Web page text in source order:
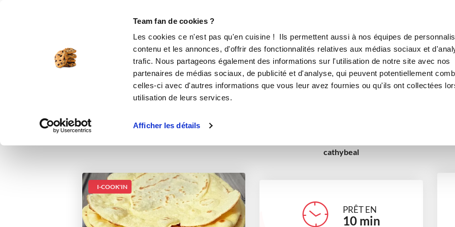
Team fan de cookies ?
Les cookies ce n'est pas qu'en cuisine ! Ils permettent aussi à nos équipes de
contenu et les annonces, d'offrir des fonctionnalités relatives aux médias sociaux et
trafic. Nous partageons également des informations sur l'utilisation de notre site avec nos
partenaires de médias sociaux, de publicité et d'analyse, qui peuvent potentiellement
celles-ci avec d'autres informations que vous leur avez fournies ou qu'ils ont collectées
utilisation de leurs services.
Afficher les détails
Galettes tortillas au blé et au
apéritifs boulangerie Petits gourmands Pour recevoir
Cuisine du monde
cathybeal
I-COOK'IN
PRÊT EN
10 min